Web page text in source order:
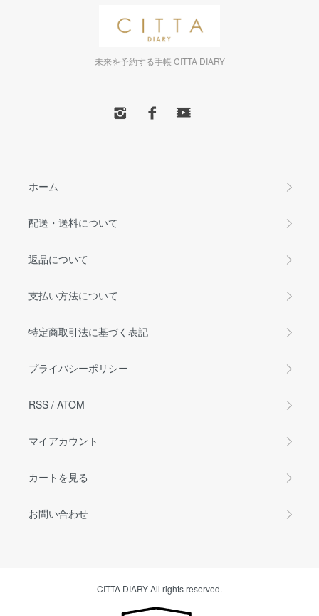
未来を予約する手帳 CITTA DIARY
ホーム
配送・送料について
返品について
支払い方法について
特定商取引法に基づく表記
プライバシーポリシー
RSS / ATOM
マイアカウント
カートを見る
お問い合わせ
CITTA DIARY All rights reserved.